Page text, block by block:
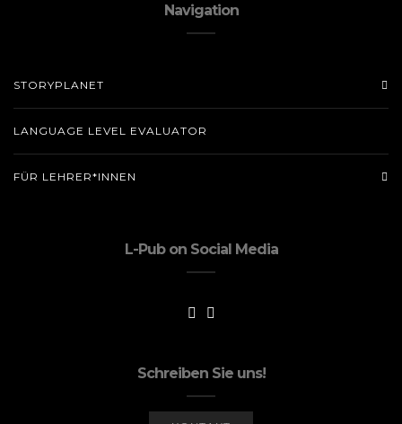
Navigation
STORYPLANET
LANGUAGE LEVEL EVALUATOR
FÜR LEHRER*INNEN
L-Pub on Social Media
Schreiben Sie uns!